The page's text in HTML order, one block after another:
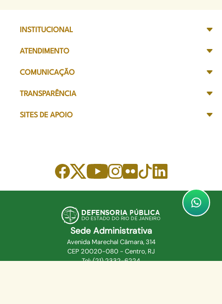
INSTITUCIONAL
ATENDIMENTO
COMUNICAÇÃO
TRANSPARÊNCIA
SITES DE APOIO
Sede Administrativa
Avenida Marechal Câmara, 314
CEP 20020-080 - Centro, RJ
Tel: (21) 2332-6224